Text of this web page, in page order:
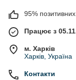
95% позитивних
Працює з
м. Харків
Харків, Україна
Контакти